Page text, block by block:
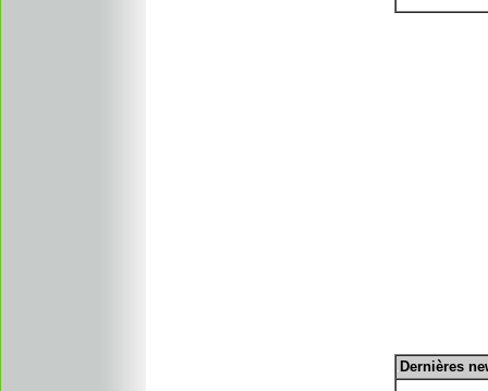
Dernières